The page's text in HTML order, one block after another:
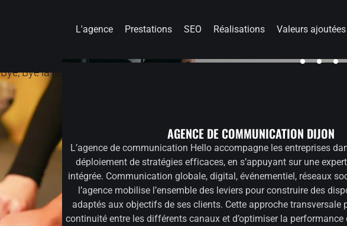
L'agence Prestations SEO Réalisations Valeurs ajoutées
Bye, Bye la com qui dort !
AGENCE DE COMMUNICATION DIJON
L’agence de communication Hello accompagne les entreprises
déploiement de stratégies efficaces, en s’appuyant sur une
intégrée. Communication globale, digital, événementiel, réseaux
l’agence mobilise l’ensemble des leviers pour construire des
adaptés aux objectifs de ses clients. Cette approche transversale
continuité entre les différents canaux et d’optimiser la